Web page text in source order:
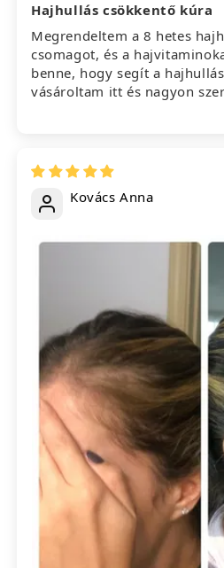
Hajhullás csökkentő kúra
Megrendeltem a 8 hetes
csomagot, és a
benne, hogy segít a
vásároltam itt és nagyon
Kovács Anna